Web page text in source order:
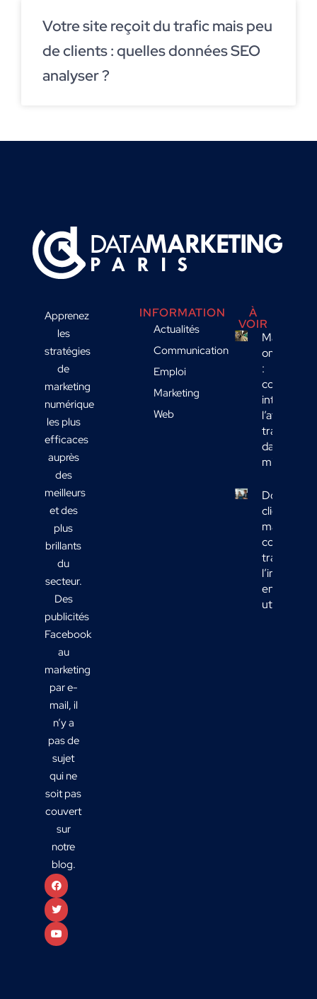
Votre site reçoit du trafic mais peu
de clients : quelles données SEO
analyser ?
Apprenez
les
stratégies
de
marketing
numérique
les plus
efficaces
auprès
des
meilleurs
et des
plus
brillants
du
secteur.
Des
publicités
Facebook
au
marketing
par e-
mail, il
n’y a
pas de
sujet
qui ne
soit pas
couvert
sur
notre
blog.
INFORMATION
Actualités
Communication
Emploi
Marketing
Web
À
VOIR
Marketing
omnicanal
:
comment
intégrer
l’affichage
transport
dans votre
mix média
Données
clients
marketing :
comment
en actions
utiles ?